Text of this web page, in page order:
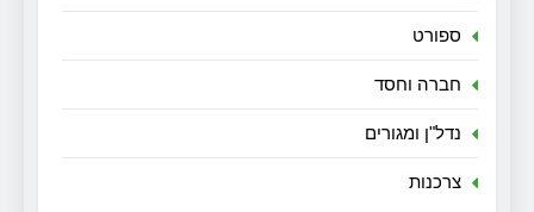
ספורט
חברה וחסד
נדל"ן ומגורים
צרכנות